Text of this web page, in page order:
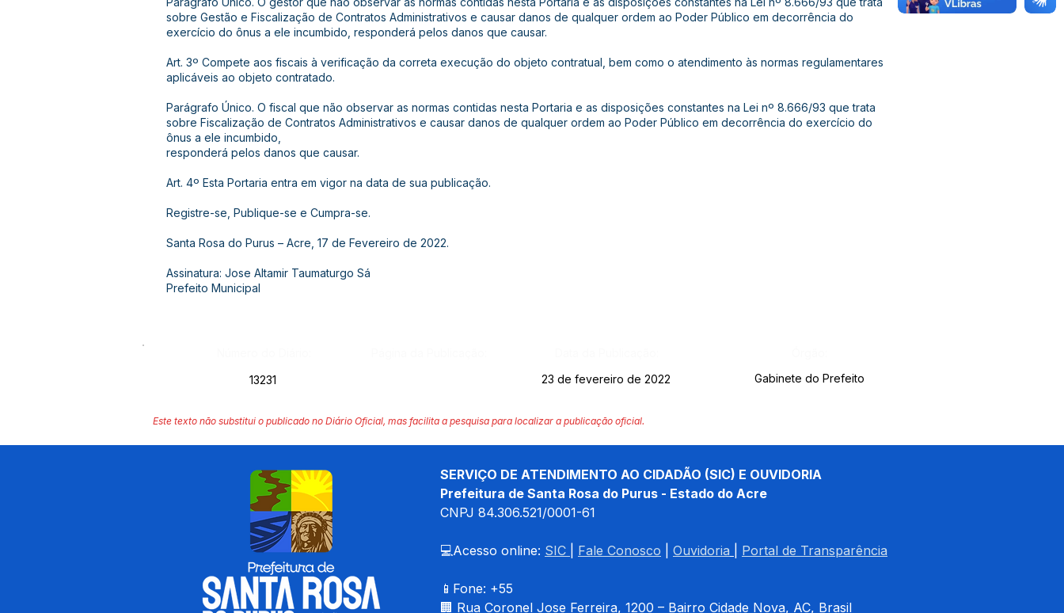
sobre Gestão e Fiscalização de Contratos Administrativos e causar danos de qualquer ordem ao Poder Público em decorrência do
exercício do ônus a ele incumbido, responderá pelos danos que causar.
Art. 3º Compete aos fiscais à verificação da correta execução do objeto contratual, bem como o atendimento às normas regulamentares
aplicáveis ao objeto contratado.
Parágrafo Único. O fiscal que não observar as normas contidas nesta Portaria e as disposições constantes na Lei nº 8.666/93 que trata
sobre Fiscalização de Contratos Administrativos e causar danos de qualquer ordem ao Poder Público em decorrência do exercício do
ônus a ele incumbido,
responderá pelos danos que causar.
Art. 4º Esta Portaria entra em vigor na data de sua publicação.
Registre-se, Publique-se e Cumpra-se.
Santa Rosa do Purus – Acre, 17 de Fevereiro de 2022.
Assinatura: Jose Altamir Taumaturgo Sá
Prefeito Municipal
13231
23 de fevereiro de 2022 Gabinete do Prefeito
Este texto não substitui o publicado no Diário Oficial, mas facilita a pesquisa para localizar a publicação oficial.
SERVIÇO DE ATENDIMENTO AO CIDADÃO (SIC) E OUVIDORIA
Prefeitura de Santa Rosa do Purus - Estado do Acre
CNPJ 84.306.521/0001-61
💻Acesso online: SIC Fale Conosco Ouvidoria Portal de Transparência
📱Fone: +55
🏢 Rua Coronel Jose Ferreira, 1200 – Bairro Cidade Nova, AC, Brasil